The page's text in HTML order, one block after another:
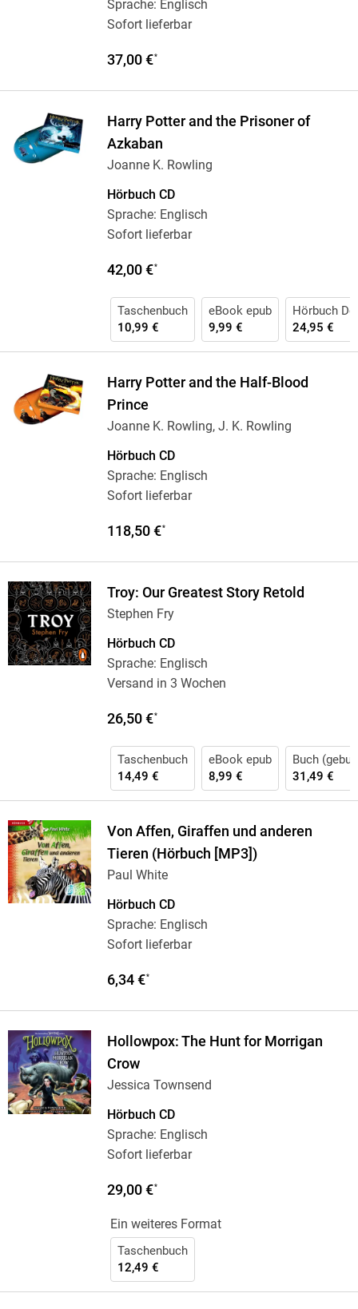
Sprache: Englisch
Sofort lieferbar
37,00 €*
Harry Potter and the Prisoner of
Azkaban
Joanne K. Rowling
Hörbuch CD
Sprache: Englisch
Sofort lieferbar
42,00 €*
Taschenbuch
10,99 €
eBook epub
9,99 €
Hörbuch
24,95 €
Harry Potter and the Half-Blood
Prince
Joanne K. Rowling, J. K. Rowling
Hörbuch CD
Sprache: Englisch
Sofort lieferbar
118,50 €*
Troy: Our Greatest Story Retold
Stephen Fry
Hörbuch CD
Sprache: Englisch
Versand in 3 Wochen
26,50 €*
Taschenbuch
14,49 €
eBook epub
8,99 €
Buch
31,49 €
Von Affen, Giraffen und anderen
Tieren (Hörbuch [MP3])
Paul White
Hörbuch CD
Sprache: Englisch
Sofort lieferbar
6,34 €*
Hollowpox: The Hunt for Morrigan
Crow
Jessica Townsend
Hörbuch CD
Sprache: Englisch
Sofort lieferbar
29,00 €*
Ein weiteres Format
Taschenbuch
12,49 €